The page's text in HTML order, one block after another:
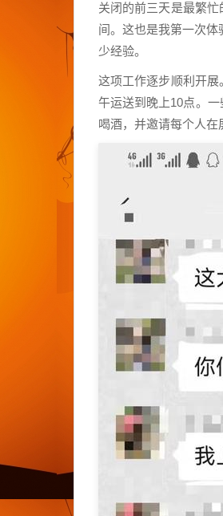
关闭的前三天是最繁
间。这也是我第一次
少经验。
这项工作逐步顺利开
午运送到晚上10点。
喝酒，并邀请每个人在